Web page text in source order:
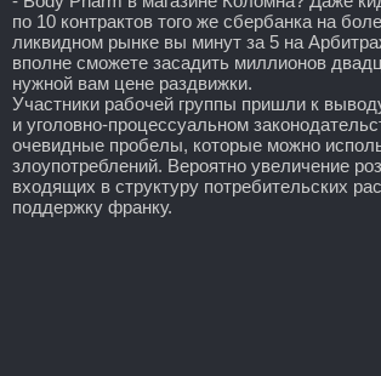
по 10 контрактов того же сбербанка на
ликвидном рынке вы минут за 5 на
вполне сможете засадить миллионов
нужной вам цене раздвижки.
Участники рабочей группы пришли к
и уголовно-процессуальном
очевидные пробелы, которые можно
злоупотреблений. Вероятно увеличение
входящих в структуру потребительских
поддержку франку.